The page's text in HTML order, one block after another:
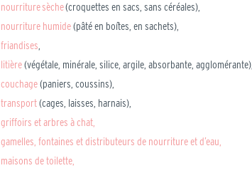
nourriture sèche(croquettes en sacs, sans céréales),
nourriture humide(pâté en boîtes, en sachets),
friandises
litière(végétale, minérale, silice, argile, absorbante, agglomérante),
couchage(paniers, coussins),
transport(cages, laisses, harnais),
griffoirs et arbres à chat,
gamelles, fontaines et distributeurs de nourriture et d’eau,
maisons de toilette,